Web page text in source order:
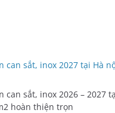
can sắt, inox 2027 tại Hà
can sắt, inox 2026 – 2027
hoàn thiện trọn